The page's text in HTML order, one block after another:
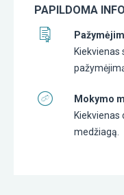
PAPILDOMA
Kiekvienas
Mokymo
Kiekvienas
medžiagą.